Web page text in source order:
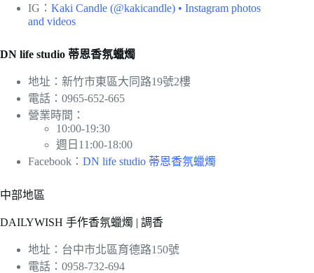
IG： Kaki Candle (@kakicandle) • Instagram photos
and videos
DN life studio 蒂恩香氛蠟燭
地址：新竹市東區大同路19號2樓
電話：0965-652-665
營業時間：
10:00-19:30
週日11:00-18:00
Facebook： DN life studio 蒂恩香氛蠟燭
中部地區
DAILYWISH 手作香氛蠟燭 | 調香
地址：台中市北區育德路150號
電話：0958-732-694